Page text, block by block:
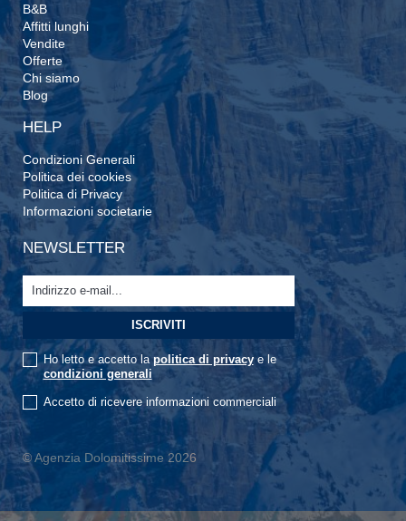
B&B
Affitti lunghi
Vendite
Offerte
Chi siamo
Blog
HELP
Condizioni Generali
Politica dei cookies
Politica di Privacy
Informazioni societarie
NEWSLETTER
Ho letto e accetto lapolitica di privacye le
condizioni generali
Accetto di ricevere informazioni commerciali
© Agenzia Dolomitissime 2026